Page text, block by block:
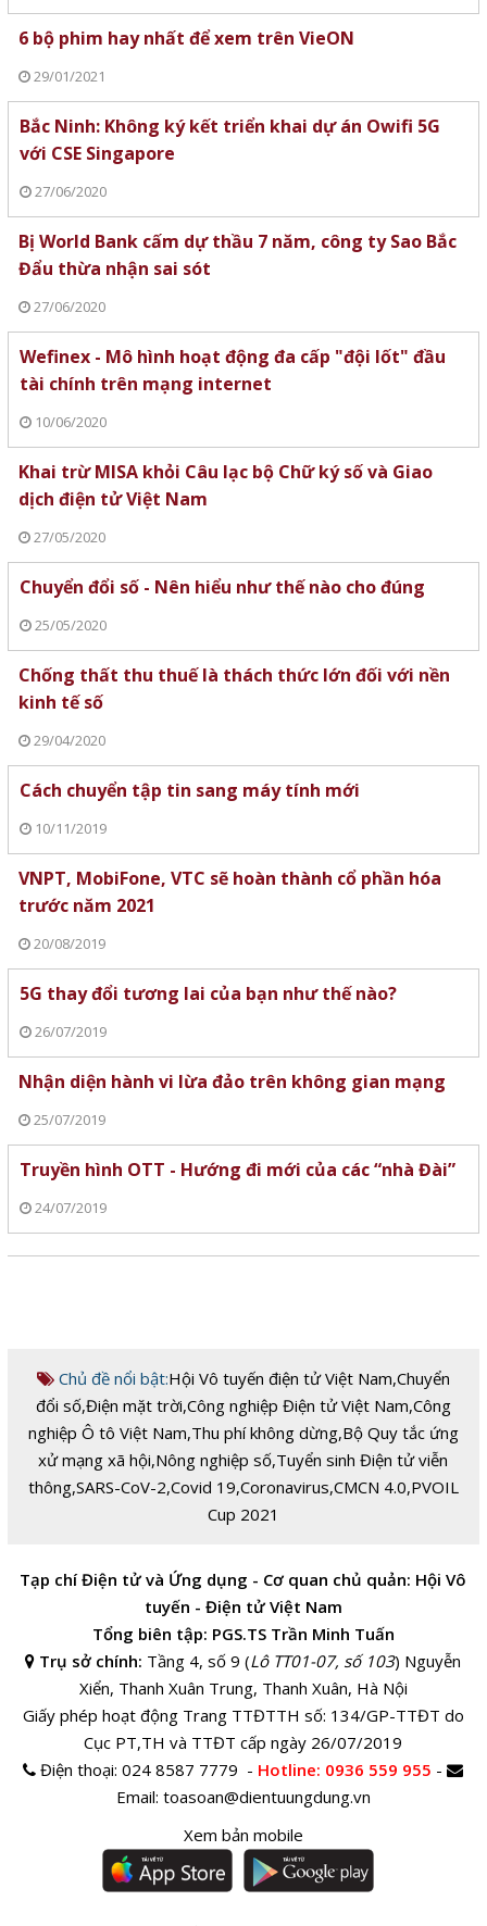
6 bộ phim hay nhất để xem trên VieON
29/01/2021
Bắc Ninh: Không ký kết triển khai dự án Owifi 5G
với CSE Singapore
27/06/2020
Bị World Bank cấm dự thầu 7 năm, công ty Sao Bắc
Đẩu thừa nhận sai sót
27/06/2020
Wefinex - Mô hình hoạt động đa cấp "đội lốt" đầu
tài chính trên mạng internet
10/06/2020
Khai trừ MISA khỏi Câu lạc bộ Chữ ký số và Giao
dịch điện tử Việt Nam
27/05/2020
Chuyển đổi số - Nên hiểu như thế nào cho đúng
25/05/2020
Chống thất thu thuế là thách thức lớn đối với nền
kinh tế số
29/04/2020
Cách chuyển tập tin sang máy tính mới
10/11/2019
VNPT, MobiFone, VTC sẽ hoàn thành cổ phần hóa
trước năm 2021
20/08/2019
5G thay đổi tương lai của bạn như thế nào?
26/07/2019
Nhận diện hành vi lừa đảo trên không gian mạng
25/07/2019
Truyền hình OTT - Hướng đi mới của các “nhà Đài”
24/07/2019
Chủ đề nổi bật:Hội Vô tuyến điện tử Việt Nam,Chuyển
đổi số,Điện mặt trời,Công nghiệp Điện tử Việt Nam,Công
nghiệp Ô tô Việt Nam,Thu phí không dừng,Bộ Quy tắc ứng
xử mạng xã hội,Nông nghiệp số,Tuyển sinh Điện tử viễn
thông,SARS-CoV-2,Covid 19,Coronavirus,CMCN 4.0,PVOIL
Cup 2021
Tạp chí Điện tử và Ứng dụng - Cơ quan chủ quản: Hội Vô
tuyến - Điện tử Việt Nam
Tổng biên tập: PGS.TS Trần Minh Tuấn
Trụ sở chính: Tầng 4, số 9 (Lô TT01-07, số 103) Nguyễn
Xiển, Thanh Xuân Trung, Thanh Xuân, Hà Nội
Giấy phép hoạt động Trang TTĐTTH số: 134/GP-TTĐT do
Cục PT,TH và TTĐT cấp ngày 26/07/2019
Điện thoại:024 8587 7779 - Hotline: 0936 559 955 -
Email: toasoan@dientuungdung.vn
Xem bản mobile